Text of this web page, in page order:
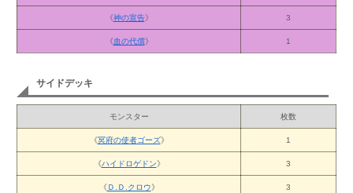
《神の宣告》 3
《血の代償》 1
サイドデッキ
モンスター 枚数
《冥府の使者ゴーズ》 1
《ハイドロゲドン》 3
《 Ｄ.Ｄ.クロウ》 3